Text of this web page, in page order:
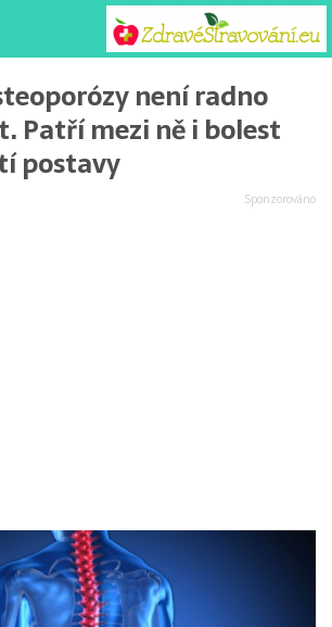
není radno
Patří mezi ně i bolest
postavy